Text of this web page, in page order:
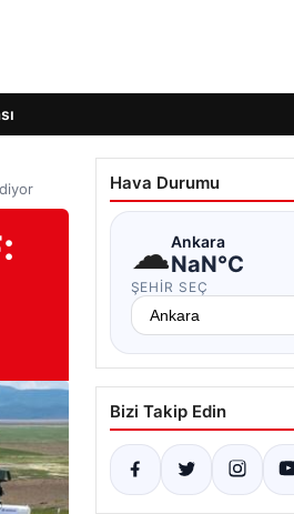
Hava Durumu
☁Ankara
NaN°C
ŞEHIR SEÇ
Bizi Takip Edin